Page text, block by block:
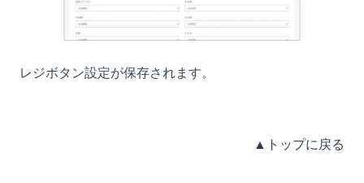
レジボタン設定が保存されます。
▲トップに戻る